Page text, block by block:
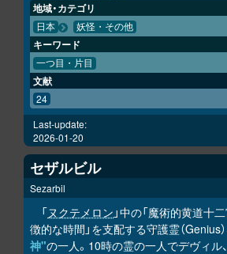
地域・カテゴリ
日本 妖怪・その他
キーワード
一つ目・片目
文献
24
Last-update:
2026-01-20
セザルビル
Sezarbil
「ヌクテメロン 」中の「魔術的黄道十
徴的な時間」を支配する守護霊（Genius
神"の一人。10時の霊の一人でデヴィル